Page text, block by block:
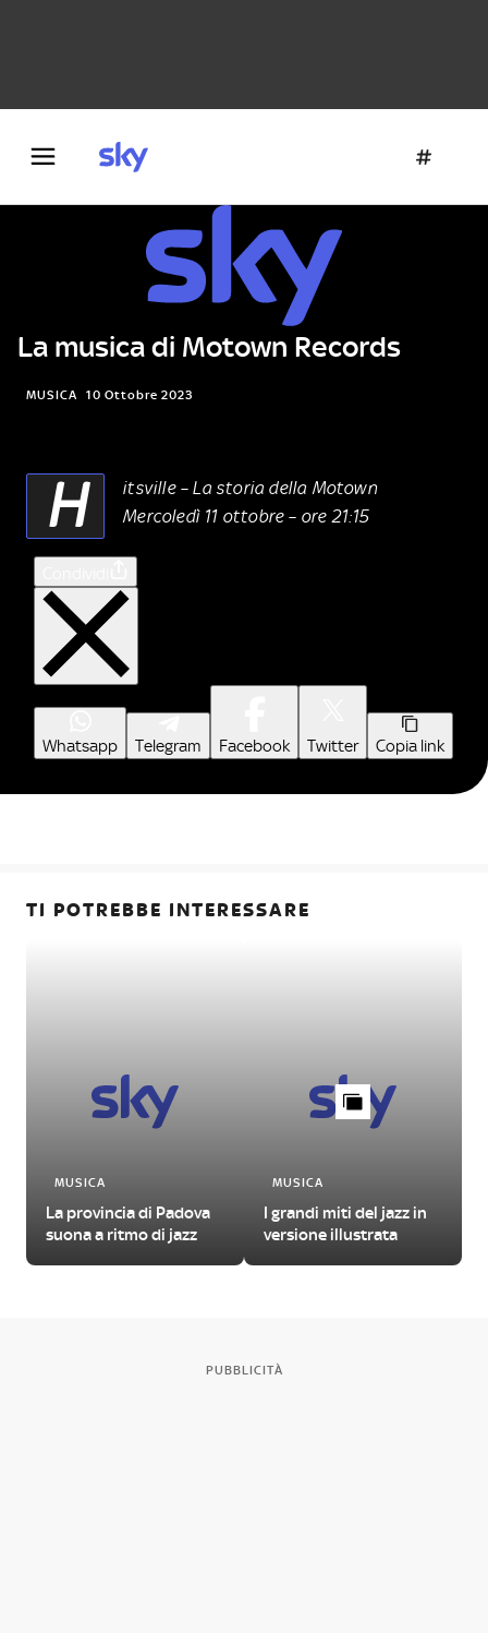
La musica di Motown Records
MUSICA 10 Ottobre 2023
H
itsville – La storia della Motown
Mercoledì 11 ottobre – ore 21:15
Whatsapp Telegram Facebook Twitter Copia link
TI POTREBBE INTERESSARE
MUSICA
La provincia di Padova
suona a ritmo di jazz
MUSICA
I grandi miti del jazz in
versione illustrata
PUBBLICITÀ